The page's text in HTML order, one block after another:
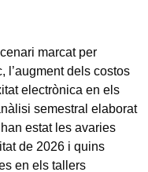
marcat per
l’augment dels costos
electrònica en els
semestral elaborat
estat les avaries
de 2026 i quins
en els tallers